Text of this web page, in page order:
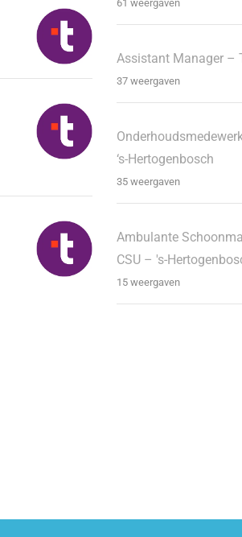
61 weergaven
Assistant Manager –
37 weergaven
‘s-Hertogenbosch
35 weergaven
Ambulante
CSU – 's-
15 weergaven